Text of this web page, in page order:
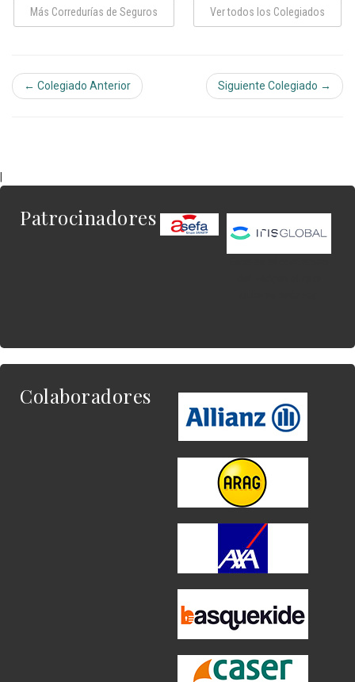
Más Corredurías de Seguros Ver todos los Colegiados
← Colegiado Anterior Siguiente Colegiado →
Patrocinadores
Colaboradores